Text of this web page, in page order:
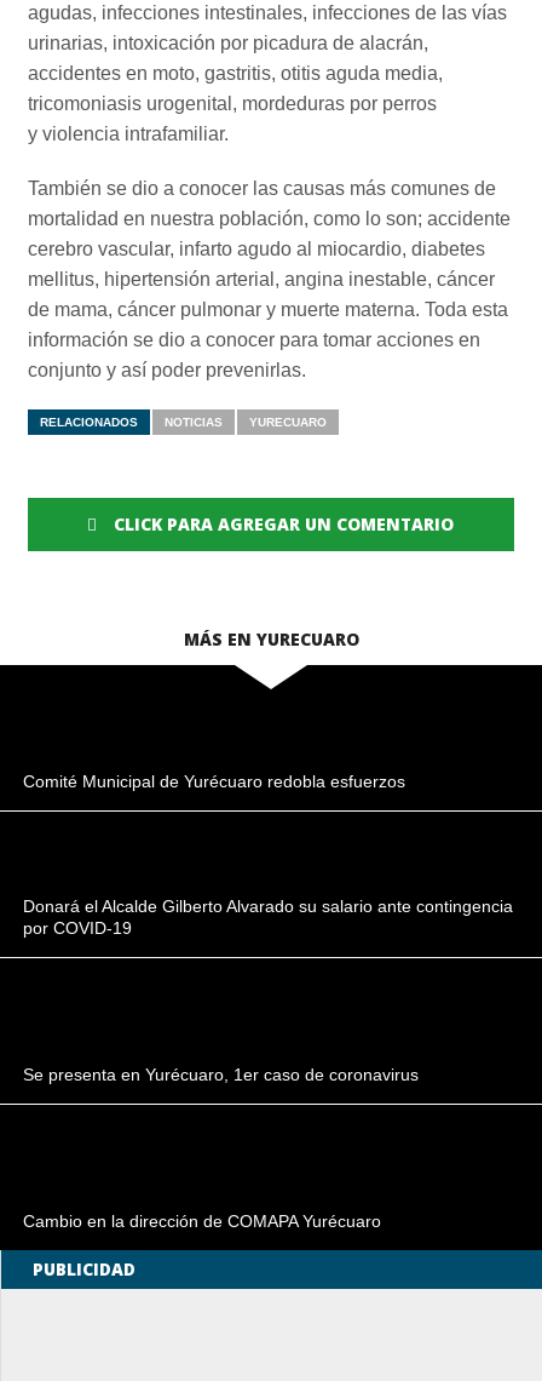
agudas, infecciones intestinales, infecciones de las vías
urinarias, intoxicación por picadura de alacrán,
accidentes en moto, gastritis, otitis aguda media,
tricomoniasis urogenital, mordeduras por perros
y violencia intrafamiliar.
También se dio a conocer las causas más comunes de
mortalidad en nuestra población, como lo son; accidente
cerebro vascular, infarto agudo al miocardio, diabetes
mellitus, hipertensión arterial, angina inestable, cáncer
de mama, cáncer pulmonar y muerte materna. Toda esta
información se dio a conocer para tomar acciones en
conjunto y así poder prevenirlas.
RELACIONADOS NOTICIAS YURECUARO
CLICK PARA AGREGAR UN COMENTARIO
MÁS EN YURECUARO
Comité Municipal de Yurécuaro redobla esfuerzos
Donará el Alcalde Gilberto Alvarado su salario ante contingencia
por COVID-19
Se presenta en Yurécuaro, 1er caso de coronavirus
Cambio en la dirección de COMAPA Yurécuaro
PUBLICIDAD